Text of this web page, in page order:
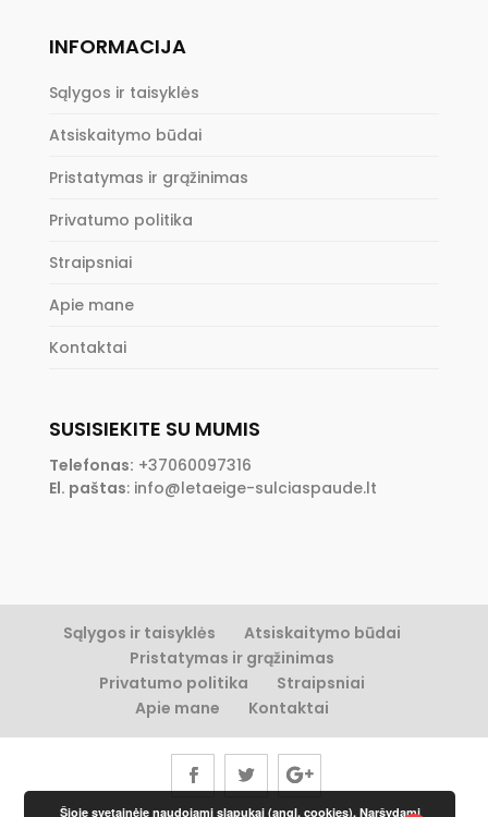
INFORMACIJA
Sąlygos ir taisyklės
Atsiskaitymo būdai
Pristatymas ir grąžinimas
Privatumo politika
Straipsniai
Apie mane
Kontaktai
SUSISIEKITE SU MUMIS
Telefonas: +37060097316
El. paštas: info@letaeige-sulciaspaude.lt
Sąlygos ir taisyklės
Atsiskaitymo būdai
Pristatymas ir grąžinimas
Privatumo politika
Straipsniai
Apie mane
Kontaktai
Šioje svetainėje naudojami slapukai (angl. cookies). Naršydami